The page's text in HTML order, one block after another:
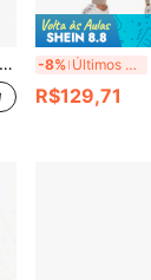
-8% Últimos 3 dias
R$129,71